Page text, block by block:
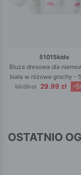
51015kids
Bluza dresowa dla
biała w różowe grochy -
59.99 zł 29.99 zł -
OSTATNIO